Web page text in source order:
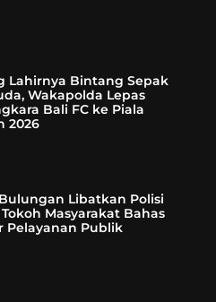
Lahirnya Bintang Sepak
Wakapolda Lepas
Bali FC ke Piala
2026
Libatkan Polisi
Masyarakat Bahas
Pelayanan Publik